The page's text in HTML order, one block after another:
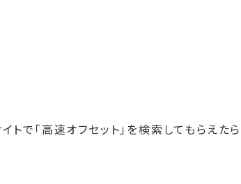
トで「高速オフセット」を検索してもらえたら